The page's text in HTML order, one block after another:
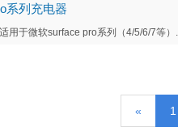
系列充电器
用于微软surface pro系列（4/5/6/7等）...
« 1